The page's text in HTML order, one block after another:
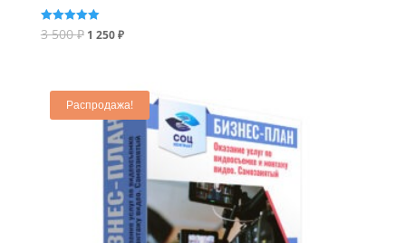
Оценка
5.00
3 500₽ 1 250₽
Распродажа!